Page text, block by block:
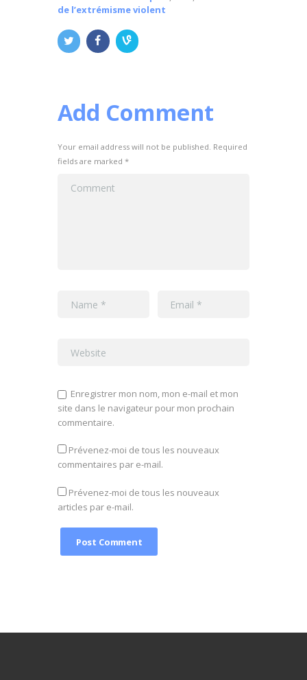
de l’extrémisme violent
Add Comment
Your email address will not be published. Required
fields are marked *
Enregistrer mon nom, mon e-mail et mon
site dans le navigateur pour mon prochain
commentaire.
Prévenez-moi de tous les nouveaux
commentaires par e-mail.
Prévenez-moi de tous les nouveaux
articles par e-mail.